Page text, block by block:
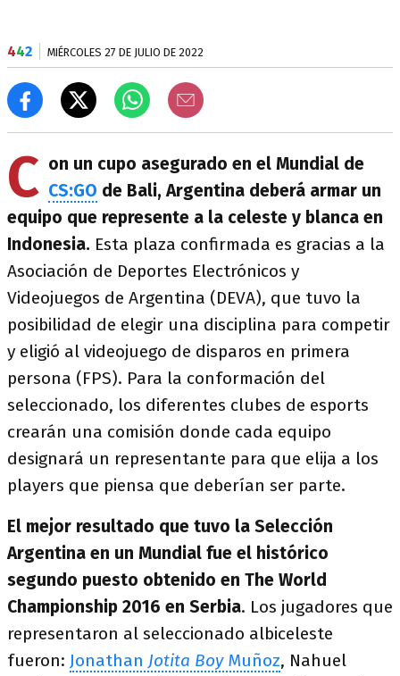
442 MIÉRCOLES 27 DE JULIO DE 2022
C on un cupo asegurado en el Mundial de
CS:GO de Bali, Argentina deberá armar un
equipo que represente a la celeste y blanca en
Indonesia. Esta plaza confirmada es gracias a la
Asociación de Deportes Electrónicos y
Videojuegos de Argentina (DEVA), que tuvo la
posibilidad de elegir una disciplina para competir
y eligió al videojuego de disparos en primera
persona (FPS). Para la conformación del
seleccionado, los diferentes clubes de esports
crearán una comisión donde cada equipo
designará un representante para que elija a los
players que piensa que deberían ser parte.
El mejor resultado que tuvo la Selección
Argentina en un Mundial fue el histórico
segundo puesto obtenido en The World
Championship 2016 en Serbia. Los jugadores que
representaron al seleccionado albiceleste
fueron: Jonathan Jotita BoyMuñoz, Nahuel